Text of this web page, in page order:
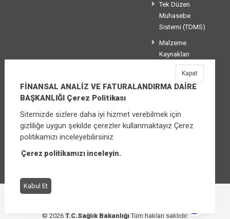
Tek Düzen
Muhasebe
Sistemi (TDMS)
Malzeme
Kaynakları
Yönetim
Sistemi (MKYS)
FİNANSAL ANALİZ VE FATURALANDIRMA
DAİRE BAŞKANLIĞI
Üniversiteler Mahallesi Şehit Mehmet Bayraktar
Caddesi No:3 Çankaya/Ankara
© 2026 T.C.Sağlık BakanlığıTüm hakları saklıdır.
FİNANSAL ANALİZ VE FATURALANDIRMA DAİRE
BAŞKANLIĞI Çerez Politikası
Sitemizde sizlere daha iyi hizmet verebilmek için
gizliliğe uygun şekilde çerezler kullanmaktayız Çerez
politikamızı inceleyebilirsiniz.
Çerez politikamızı inceleyin.
Kabul Et
Kapat